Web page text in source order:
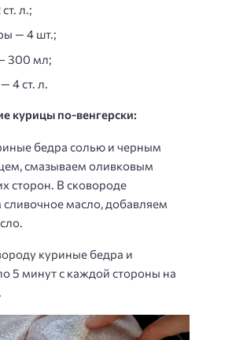
л.;
— 4 шт.;
300 мл;
4 ст. л.
курицы по-венгерски:
бедра солью и черным
смазываем оливковым
сторон. В сковороде
сливочное масло, добавляем
куриные бедра и
5 минут с каждой стороны на